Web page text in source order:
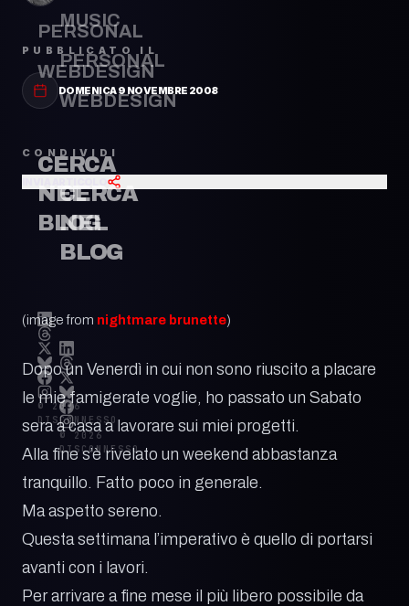
PERSONAL
WEBDESIGN
CERCA
NEL
BLOG
© 2026
DISCONNESSO
MUSIC
PERSONAL
WEBDESIGN
CERCA
NEL
BLOG
© 2026
DISCONNESSO
PUBBLICATO IL
DOMENICA 9 NOVEMBRE 2008
CONDIVIDI
(image from nightmare brunette)
Dopo un Venerdì in cui non sono riuscito a placare
le mie famigerate voglie, ho passato un Sabato
sera a casa a lavorare sui miei progetti.
Alla fine s’è rivelato un weekend abbastanza
tranquillo. Fatto poco in generale.
Ma aspetto sereno.
Questa settimana l’imperativo è quello di portarsi
avanti con i lavori.
Per arrivare a fine mese il più libero possibile da